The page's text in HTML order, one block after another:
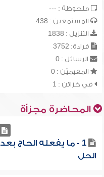
ملحوظة : ---
المستمعين : 438
التنزيل : 1838
قراءة: 3752
الرسائل : 0
المقيميّن : 0
في خزائن : 1
المحاضرة مجزأة
1 - ما يفعله الحاج بعد
الحل